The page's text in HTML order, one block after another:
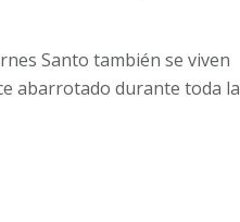
Santo también se viven
abarrotado durante toda la